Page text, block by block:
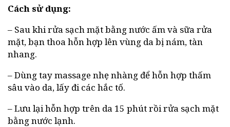
Cách sử dụng:
– Sau khi rửa sạch mặt bằng nước ấm và sữa rửa
mặt, bạn thoa hỗn hợp lên vùng da bị nám, tàn
nhang.
– Dùng tay massage nhẹ nhàng để hỗn hợp thấm
sâu vào da, lấy đi các hắc tố.
– Lưu lại hỗn hợp trên da 15 phút rồi rửa sạch mặt
bằng nước lạnh.